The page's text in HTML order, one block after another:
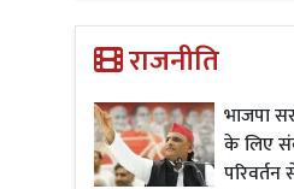
राजनीति
भाजपा
के लिए
परिवर्तन